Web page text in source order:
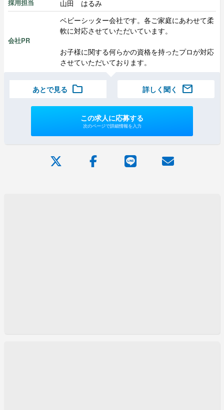
採用担当 山田 はるみ
会社PR
ベビーシッター会社です。各ご家庭にあわせて柔
軟に対応させていただいています。
お子様に関する何らかの資格を持ったプロが対応
させていただいております。
あとで見る folder 詳しく聞く mail
この求人に応募する
次のページで詳細情報を入力